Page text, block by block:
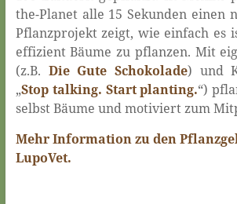
the-Planet alle 15 Sekunden einen
Pflanzprojekt zeigt, wie einfach es
effizient Bäume zu pflanzen. Mit
(z.B. Die Gute Schokolade) und
„Stop talking. Start planting.“)
selbst Bäume und motiviert zum
Mehr Information zu den
LupoVet.